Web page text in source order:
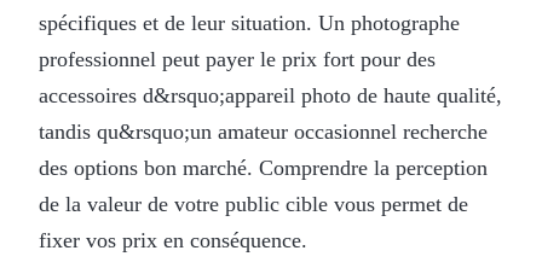
spécifiques et de leur situation. Un photographe
professionnel peut payer le prix fort pour des
accessoires d&rsquo;appareil photo de haute qualité,
tandis qu&rsquo;un amateur occasionnel recherche
des options bon marché. Comprendre la perception
de la valeur de votre public cible vous permet de
fixer vos prix en conséquence.